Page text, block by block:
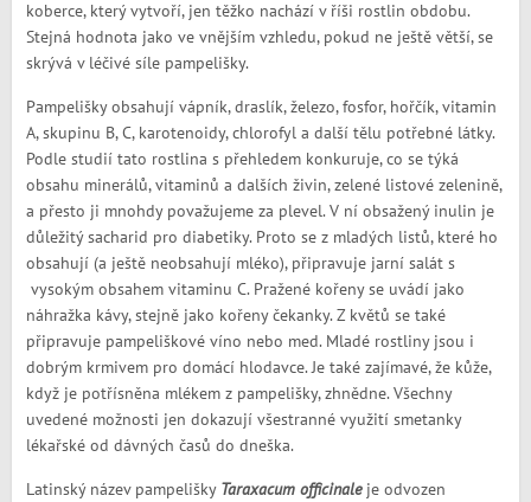
koberce, který vytvoří, jen těžko nachází v říši rostlin obdobu.
Stejná hodnota jako ve vnějším vzhledu, pokud ne ještě větší, se
skrývá v léčivé síle pampelišky.
Pampelišky obsahují vápník, draslík, železo, fosfor, hořčík, vitamin
A, skupinu B, C, karotenoidy, chlorofyl a další tělu potřebné látky.
Podle studií tato rostlina s přehledem konkuruje, co se týká
obsahu minerálů, vitaminů a dalších živin, zelené listové zelenině,
a přesto ji mnohdy považujeme za plevel. V ní obsažený inulin je
důležitý sacharid pro diabetiky. Proto se z mladých listů, které ho
obsahují (a ještě neobsahují mléko), připravuje jarní salát s
vysokým obsahem vitaminu C. Pražené kořeny se uvádí jako
náhražka kávy, stejně jako kořeny čekanky. Z květů se také
připravuje pampeliškové víno nebo med. Mladé rostliny jsou i
dobrým krmivem pro domácí hlodavce. Je také zajímavé, že kůže,
když je potřísněna mlékem z pampelišky, zhnědne. Všechny
uvedené možnosti jen dokazují všestranné využití smetanky
lékařské od dávných časů do dneška.
Latinský název pampelišky Taraxacum officinaleje odvozen